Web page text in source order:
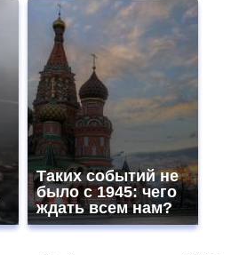
Таких событий не
было с 1945: чего
ждать всем нам?